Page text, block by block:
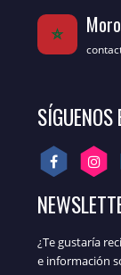
SÍGUENOS
¿Te gustaría
e información